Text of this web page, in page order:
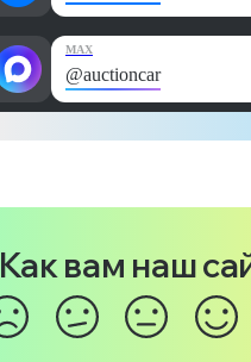
MAX
@auctioncar
Как вам наш